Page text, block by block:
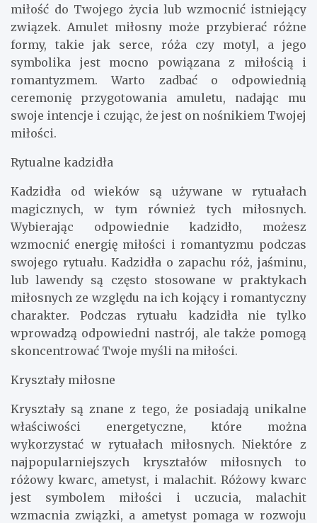
miłość do Twojego życia lub wzmocnić istniejący
związek. Amulet miłosny może przybierać różne
formy, takie jak serce, róża czy motyl, a jego
symbolika jest mocno powiązana z miłością i
romantyzmem. Warto zadbać o odpowiednią
ceremonię przygotowania amuletu, nadając mu
swoje intencje i czując, że jest on nośnikiem Twojej
miłości.
Rytualne kadzidła
Kadzidła od wieków są używane w rytuałach
magicznych, w tym również tych miłosnych.
Wybierając odpowiednie kadzidło, możesz
wzmocnić energię miłości i romantyzmu podczas
swojego rytuału. Kadzidła o zapachu róż, jaśminu,
lub lawendy są często stosowane w praktykach
miłosnych ze względu na ich kojący i romantyczny
charakter. Podczas rytuału kadzidła nie tylko
wprowadzą odpowiedni nastrój, ale także pomogą
skoncentrować Twoje myśli na miłości.
Kryształy miłosne
Kryształy są znane z tego, że posiadają unikalne
właściwości energetyczne, które można
wykorzystać w rytuałach miłosnych. Niektóre z
najpopularniejszych kryształów miłosnych to
różowy kwarc, ametyst, i malachit. Różowy kwarc
jest symbolem miłości i uczucia, malachit
wzmacnia związki, a ametyst pomaga w rozwoju